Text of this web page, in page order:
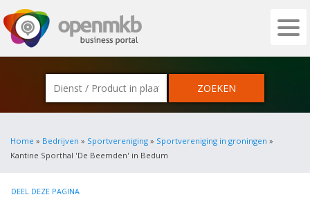
OPENMKB - DE ZAKELIJKE PORTAL
Home » Bedrijven » Sportvereniging » Sportvereniging in groningen »
Kantine Sporthal 'De Beemden' in Bedum
DEEL DEZE PAGINA